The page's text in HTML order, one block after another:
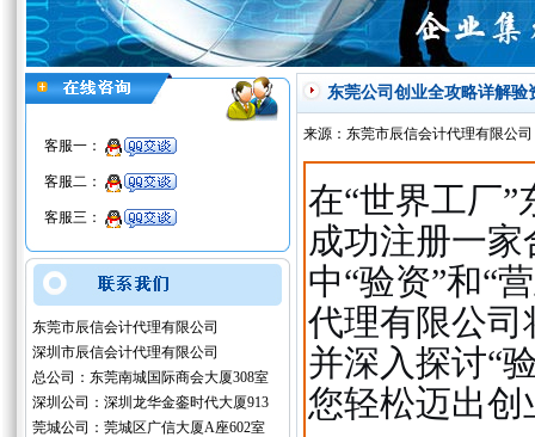
客服一：
客服二：
客服三：
东莞市辰信会计代理有限公司
深圳市辰信会计代理有限公司
总公司：东莞南城国际商会大厦308室
深圳公司：深圳龙华金銮时代大厦913
莞城公司：莞城区广信大厦A座602室
东莞公司创业全攻略详解验
来源：东莞市辰信会计代理有限
在“世界工厂
成功注册一
中“验资”和“
代理有限公
并深入探讨“
您轻松迈出创